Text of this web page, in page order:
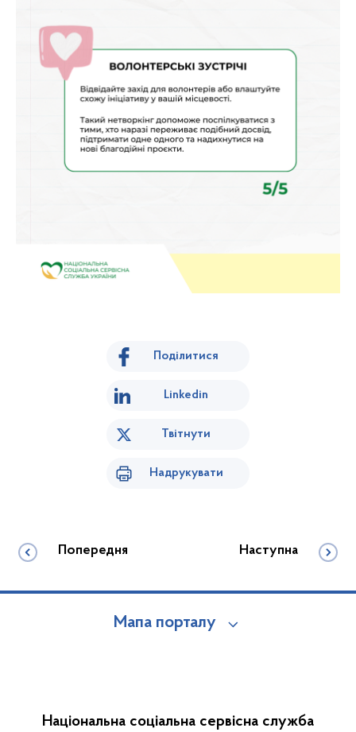
Поділитися
Linkedin
Твітнути
Надрукувати
Попередня Наступна
Мапа порталу
Національна соціальна сервісна служба